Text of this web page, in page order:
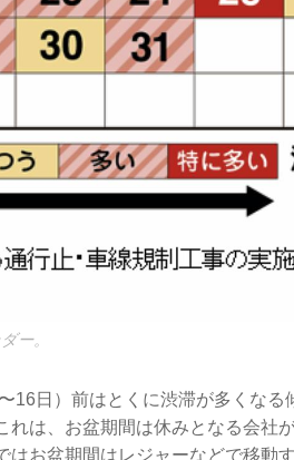
ー。
16日）前はとくに渋滞が多くなる
は、お盆期間は休みとなる会社
お盆期間はレジャーなどで移動